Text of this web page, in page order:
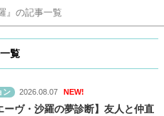
』の記事一覧
覧
ン 2026.08.07 NEW!
ーヴ・沙羅の夢診断】友人と仲直